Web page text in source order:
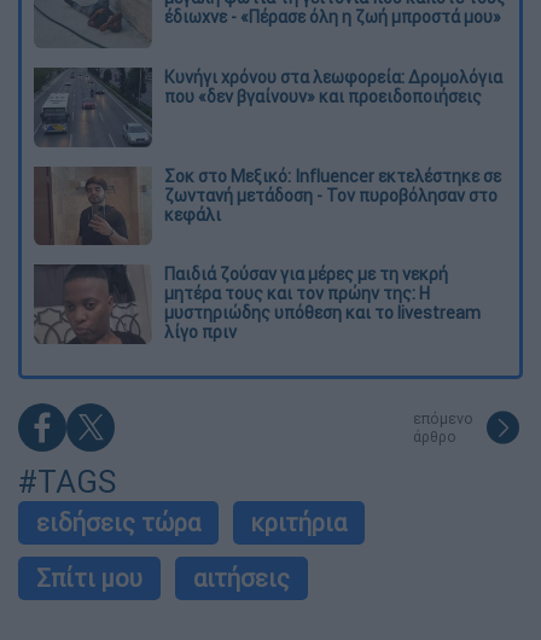
έδιωχνε - «Πέρασε όλη η ζωή μπροστά μου»
Κυνήγι χρόνου στα λεωφορεία: Δρομολόγια
που «δεν βγαίνουν» και προειδοποιήσεις
Σοκ στο Μεξικό: Influencer εκτελέστηκε σε
ζωντανή μετάδοση - Τον πυροβόλησαν στο
κεφάλι
Παιδιά ζούσαν για μέρες με τη νεκρή
μητέρα τους και τον πρώην της: Η
μυστηριώδης υπόθεση και το livestream
λίγο πριν
επόμενο
άρθρο
#TAGS
ειδήσεις τώρα
κριτήρια
Σπίτι μου
αιτήσεις